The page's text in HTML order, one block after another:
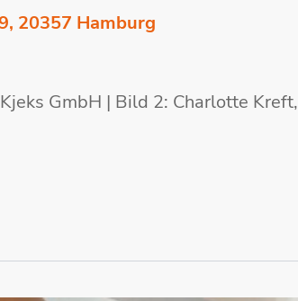
20357 Hamburg
GmbH | Bild 2: Charlotte Kreft,